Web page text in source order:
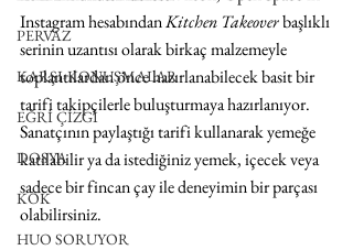
PERVAZ
KARŞI-KONUŞMALAR
EĞRİ ÇİZGİ
DOSYA
KÖK
HUO SORUYOR
Instagram hesabından Kitchen Takeover başlıklı
serinin uzantısı olarak birkaç malzemeyle
toplantılardan önce hazırlanabilecek basit bir
tarifi takipçilerle buluşturmaya hazırlanıyor.
Sanatçının paylaştığı tarifi kullanarak yemeğe
katılabilir ya da istediğiniz yemek, içecek veya
sadece bir fincan çay ile deneyimin bir parçası
olabilirsiniz.